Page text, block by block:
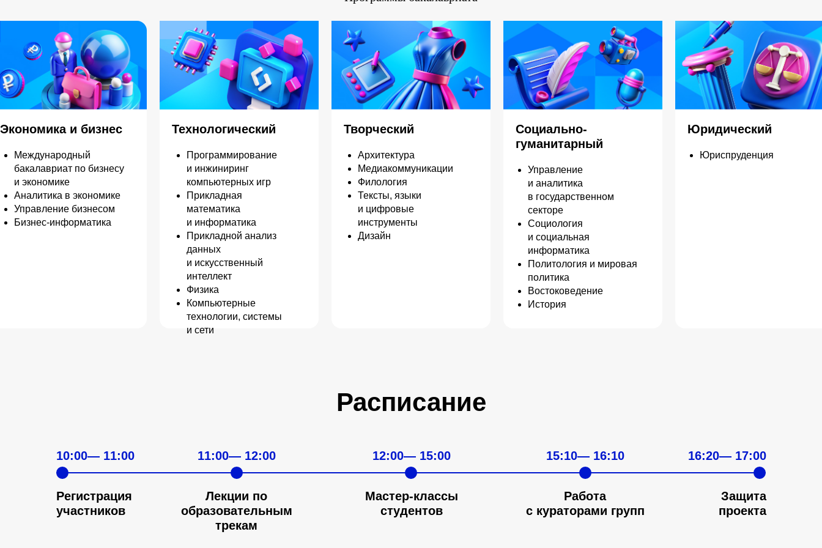
Юриспруденция
Международный
бакалавриат по бизнесу
и экономике
Аналитика в экономике
Управление бизнесом
Бизнес-информатика
Юридический
Социально-
гуманитарный
Управление
и аналитика
в государственном
секторе
Социология
и социальная
информатика
Политология и мировая
политика
Востоковедение
История
Творческий
Архитектура
Медиакоммуникации
Филология
Тексты, языки
и цифровые
инструменты
Дизайн
Технологический
Программирование
и инжиниринг
компьютерных игр
Прикладная
математика
и информатика
Прикладной анализ
данных
и искусственный
интеллект
Физика
Компьютерные
технологии, системы
и сети
Экономика и бизнес
16:20— 17:00
15:10— 16:10
12:00— 15:00
11:00— 12:00
10:00— 11:00
Регистрация
участников
Лекции по
образовательным
трекам
Мастер-классы
студентов
Работа
с кураторами групп
Защита
проекта
Расписание
Выбирайте образовательный трек и регистрируйтесь!